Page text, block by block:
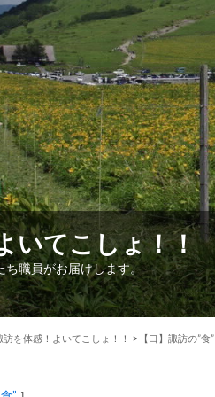
いてこしょ！！
ち職員がお届けします。
訪を体感！よいてこしょ！！ > 【口】諏訪の”食”